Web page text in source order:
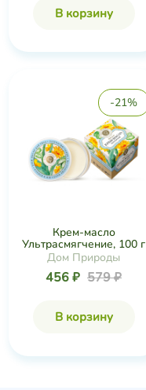
В корзину
-21%
Крем-масло
Ультрасмягчение, 100 г
Дом Природы
456 ₽ 579 ₽
В корзину